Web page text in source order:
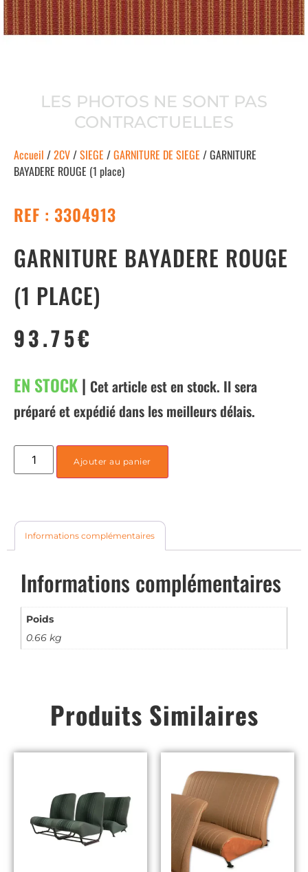
LES PHOTOS NE SONT PAS
CONTRACTUELLES
Accueil /2CV/SIEGE /GARNITURE DE SIEGE / GARNITURE
BAYADERE ROUGE (1 place)
REF : 3304913
GARNITURE BAYADERE ROUGE
(1 PLACE)
93.75€
EN STOCK| Cet article est en stock. Il sera
préparé et expédié dans les meilleurs délais.
Ajouter au panier
Informations complémentaires
Informations complémentaires
Poids
0.66 kg
Produits Similaires